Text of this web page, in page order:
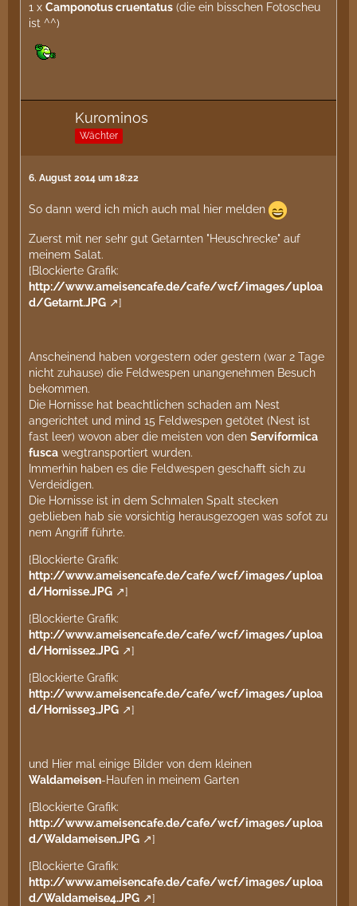
1 x Camponotus cruentatus (die ein bisschen Fotoscheu
ist ^^)
Kurominos
Wächter
6. August 2014 um 18:22
So dann werd ich mich auch mal hier melden
Zuerst mit ner sehr gut Getarnten "Heuschrecke" auf
meinem Salat.
[Blockierte Grafik:
http://www.ameisencafe.de/cafe/wcf/images/uploa
d/Getarnt.JPG
]
Anscheinend haben vorgestern oder gestern (war 2 Tage
nicht zuhause) die Feldwespen unangenehmen Besuch
bekommen.
Die Hornisse hat beachtlichen schaden am Nest
angerichtet und mind 15 Feldwespen getötet (Nest ist
fast leer) wovon aber die meisten von den Serviformica
fusca wegtransportiert wurden.
Immerhin haben es die Feldwespen geschafft sich zu
Verdeidigen.
Die Hornisse ist in dem Schmalen Spalt stecken
geblieben hab sie vorsichtig herausgezogen was sofot zu
nem Angriff führte.
[Blockierte Grafik:
http://www.ameisencafe.de/cafe/wcf/images/uploa
d/Hornisse.JPG
]
[Blockierte Grafik:
http://www.ameisencafe.de/cafe/wcf/images/uploa
d/Hornisse2.JPG
]
[Blockierte Grafik:
http://www.ameisencafe.de/cafe/wcf/images/uploa
d/Hornisse3.JPG
]
und Hier mal einige Bilder von dem kleinen
Waldameisen-Haufen in meinem Garten
[Blockierte Grafik:
http://www.ameisencafe.de/cafe/wcf/images/uploa
d/Waldameisen.JPG
]
[Blockierte Grafik:
http://www.ameisencafe.de/cafe/wcf/images/uploa
d/Waldameise4.JPG
]